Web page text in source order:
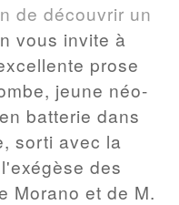
de découvrir un
vous invite à
prose
jeune néo-
batterie dans
sorti avec la
des
Morano et de M.